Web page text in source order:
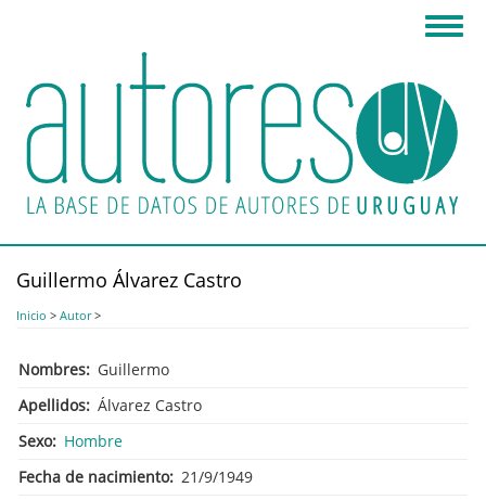
principal
Guillermo Álvarez Castro
Inicio > Autor>
Nombres
Guillermo
Apellidos Álvarez Castro
Sexo
Hombre
Fecha de nacimiento
21/9/1949